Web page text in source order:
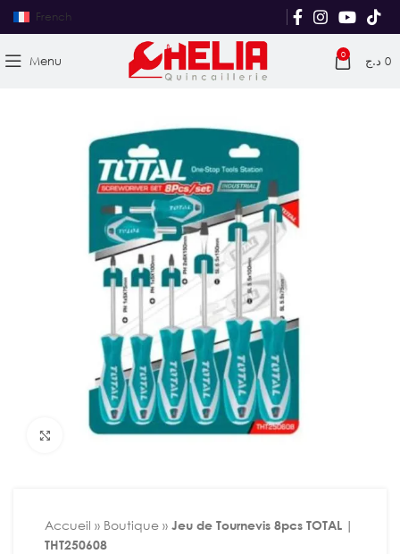
French
Menu 0 0 د.ج
Agrandir
Accueil » Boutique » Jeu de Tournevis 8pcs TOTAL |
THT250608